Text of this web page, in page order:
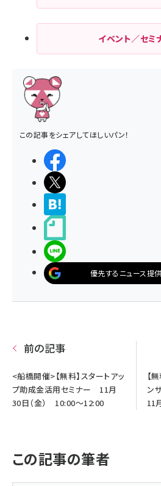
イベント／セミ
この記事をシェアしてほしいパン！
優先するニュース提
前の記事
<船橋開催>【無料】スタートアッ
プ助成金活用セミナー 11月
30日（金） 10:00～12:00
【
ン
11
この記事の筆者